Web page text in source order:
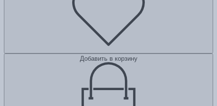
Добавить в корзину